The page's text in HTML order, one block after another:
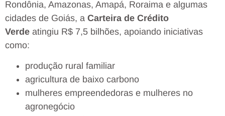
Rondônia, Amazonas, Amapá, Roraima e algumas
cidades de Goiás, a Carteira de Crédito
Verde atingiu R$ 7,5 bilhões, apoiando iniciativas
como:
produção rural familiar
agricultura de baixo carbono
mulheres empreendedoras e mulheres no
agronegócio